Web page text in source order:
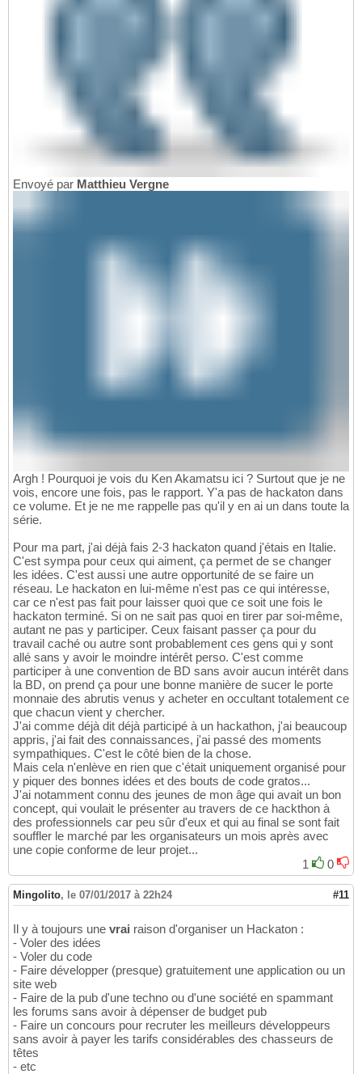
Envoyé par Matthieu Vergne
Argh ! Pourquoi je vois du Ken Akamatsu ici ? Surtout que je ne
vois, encore une fois, pas le rapport. Y'a pas de hackaton dans
ce volume. Et je ne me rappelle pas qu'il y en ai un dans toute la
série.
Pour ma part, j'ai déjà fais 2-3 hackaton quand j'étais en Italie.
C'est sympa pour ceux qui aiment, ça permet de se changer
les idées. C'est aussi une autre opportunité de se faire un
réseau. Le hackaton en lui-même n'est pas ce qui intéresse,
car ce n'est pas fait pour laisser quoi que ce soit une fois le
hackaton terminé. Si on ne sait pas quoi en tirer par soi-même,
autant ne pas y participer. Ceux faisant passer ça pour du
travail caché ou autre sont probablement ces gens qui y sont
allé sans y avoir le moindre intérêt perso. C'est comme
participer à une convention de BD sans avoir aucun intérêt dans
la BD, on prend ça pour une bonne manière de sucer le porte
monnaie des abrutis venus y acheter en occultant totalement ce
que chacun vient y chercher.
J'ai comme déjà dit déjà participé à un hackathon, j'ai beaucoup
appris, j'ai fait des connaissances, j'ai passé des moments
sympathiques. C'est le côté bien de la chose.
Mais cela n'enlève en rien que c'était uniquement organisé pour
y piquer des bonnes idées et des bouts de code gratos...
J'ai notamment connu des jeunes de mon âge qui avait un bon
concept, qui voulait le présenter au travers de ce hackthon à
des professionnels car peu sûr d'eux et qui au final se sont fait
souffler le marché par les organisateurs un mois après avec
une copie conforme de leur projet...
1
0
Mingolito, le 07/01/2017 à 22h24 #11
Il y à toujours une vrai raison d'organiser un Hackaton :
- Voler des idées
- Voler du code
- Faire développer (presque) gratuitement une application ou un
site web
- Faire de la pub d'une techno ou d'une société en spammant
les forums sans avoir à dépenser de budget pub
- Faire un concours pour recruter les meilleurs développeurs
sans avoir à payer les tarifs considérables des chasseurs de
têtes
- etc